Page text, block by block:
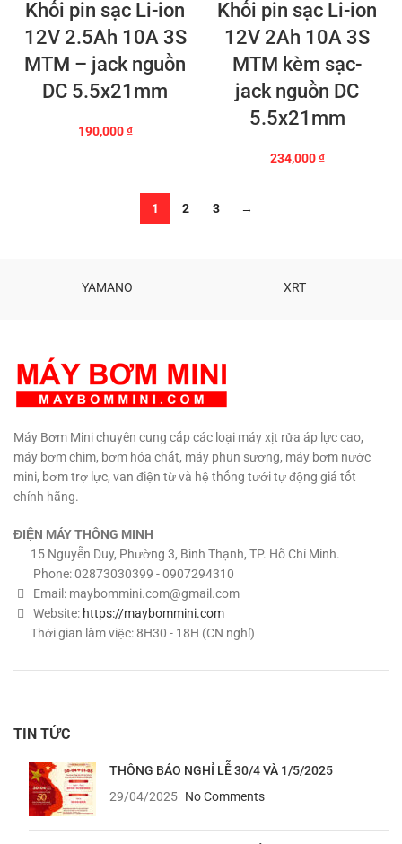
Khối pin sạc Li-ion
12V 2.5Ah 10A 3S
MTM – jack nguồn
DC 5.5x21mm
190,000₫
Khối pin sạc Li-ion
12V 2Ah 10A 3S
MTM kèm sạc-
jack nguồn DC
5.5x21mm
234,000₫
1 2 3 →
YAMANO XRT
Máy Bơm Mini chuyên cung cấp các loại máy xịt rửa áp lực cao,
máy bơm chìm, bơm hóa chất, máy phun sương, máy bơm nước
mini, bơm trợ lực, van điện từ và hệ thống tưới tự động giá tốt
chính hãng.
ĐIỆN MÁY THÔNG MINH
15 Nguyễn Duy, Phường 3, Bình Thạnh, TP. Hồ Chí Minh.
Phone: 02873030399 - 0907294310
Email: maybommini.com@gmail.com
Website: https://maybommini.com
Thời gian làm việc: 8H30 - 18H (CN nghỉ)
TIN TỨC
THÔNG BÁO NGHỈ LỄ 30/4 VÀ 1/5/2025
29/04/2025 No Comments